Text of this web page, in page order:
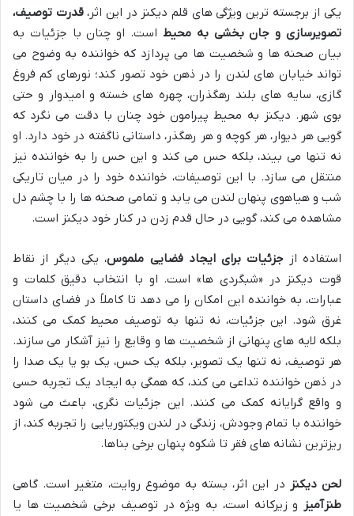
یکی از برجسته ترین ویژگی های قلم دیکنز در این اثر،قدرت توصیف،
تصویرسازی و جان بخشی به محیط است. او چنان با جزئیات به
بیان صحنه ها و شخصیت ها می پردازد که خواننده به وضوح می
تواند خیابان های لندن را در ذهن خود تصور کند؛ نورهای کم فروغ
گازی، سایه های بلند رهگذران، چهره های خسته و امیدوار و حتی
بوی شهر. دیکنز به محیط پیرامون خود چنان با دقت می نگرد که
گویی هر دیوار، هر کوچه و هر رهگذر، داستانی ناگفته در خود دارد. او
نه تنها می بیند، بلکه حس می کند و این حس را به خواننده نیز
منتقل می سازد. با این توصیفات، خواننده خود را در میان تاریکی
شب و هیاهوی پنهان لندن می یابد و تمامی صحنه ها را با چشم دل
مشاهده می کند، گویی در حال قدم زدن در کنار خود دیکنز است.
استفاده ازجزئیات برای ایجاد فضایی ملموس، یکی دیگر از نقاط
قوت دیکنز در «شبگردی ها» است. او با انتخاب دقیق کلمات و
عبارات، به خواننده این امکان را می دهد تا کاملاً در فضای داستان
غرق شود. این جزئیات، نه تنها به توصیف محیط کمک می کنند،
بلکه لایه های پنهانی از شخصیت ها و وقایع را نیز آشکار می سازند.
هر توصیف، نه تنها یک تصویر، بلکه یک حس، یک بو یا یک صدا را
در ذهن خواننده تداعی می کند، که همگی به ایجاد یک تجربه حسی
و واقع گرایانه کمک می کنند. این جزئیات نگری، باعث می شود
خواننده با تمام وجودش، زندگی در لندن ویکتوریایی را تجربه کند، از
ریزترین نشانه های فقر تا شکوه پنهان برخی بناها.
لحن دیکنز در این اثر، بسته به موضوع روایت، متغیر است. گاهی
طنزآمیز و زیرکانه است، به ویژه در توصیف برخی شخصیت ها یا